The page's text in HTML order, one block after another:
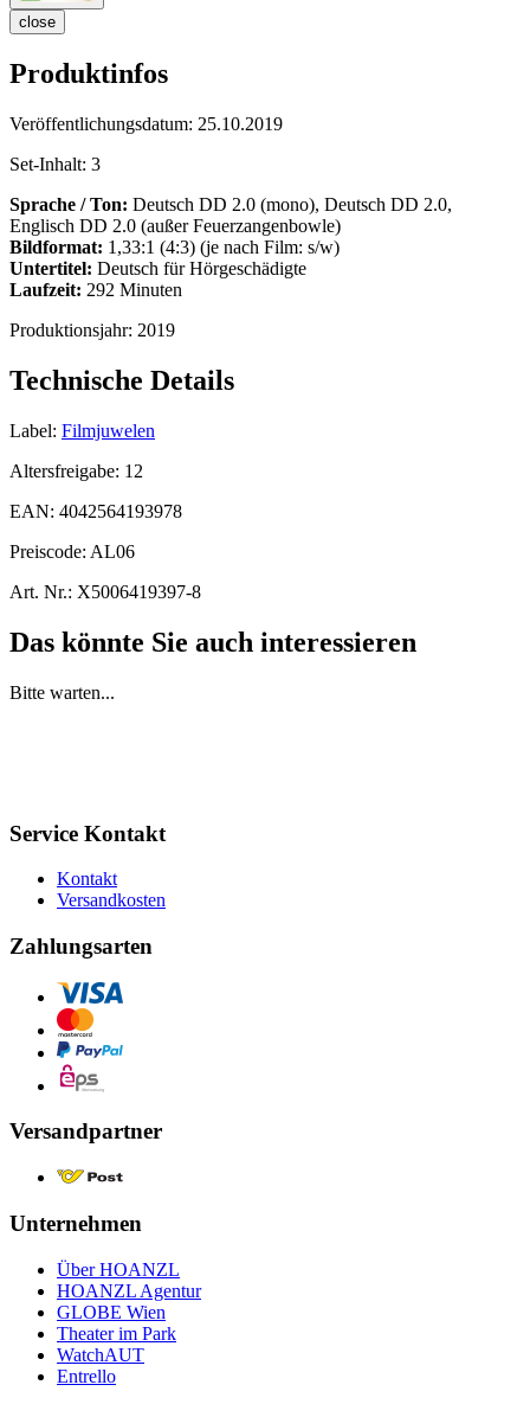
close
Produktinfos
Veröffentlichungsdatum: 25.10.2019
Set-Inhalt: 3
Sprache / Ton: Deutsch DD 2.0 (mono), Deutsch DD 2.0,
Englisch DD 2.0 (außer Feuerzangenbowle)
Bildformat: 1,33:1 (4:3) (je nach Film: s/w)
Untertitel: Deutsch für Hörgeschädigte
Laufzeit: 292 Minuten
Produktionsjahr: 2019
Technische Details
Label: Filmjuwelen
Altersfreigabe: 12
EAN: 4042564193978
Preiscode: AL06
Art. Nr.: X5006419397-8
Das könnte Sie auch interessieren
Bitte warten...
Service Kontakt
Kontakt
Versandkosten
Zahlungsarten
Versandpartner
Unternehmen
Über HOANZL
HOANZL Agentur
GLOBE Wien
Theater im Park
WatchAUT
Entrello